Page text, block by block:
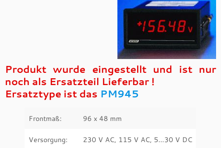
Produkt wurde eingestellt und ist nur
noch als Ersatzteil Lieferbar !
Ersatztype ist das PM945
Frontmaß: 96 x 48 mm
Versorgung: 230 V AC, 115 V AC, 5…30 V DC